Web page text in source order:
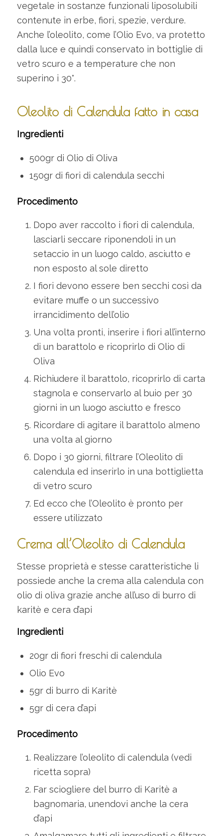
vegetale in sostanze funzionali liposolubili
contenute in erbe, fiori, spezie, verdure.
Anche l’oleolito, come l’Olio Evo, va protetto
dalla luce e quindi conservato in bottiglie di
vetro scuro e a temperature che non
superino i 30°.
Oleolito di Calendula fatto in casa
Ingredienti
500gr di Olio di Oliva
150gr di fiori di calendula secchi
Procedimento
Dopo aver raccolto i fiori di calendula,
lasciarli seccare riponendoli in un
setaccio in un luogo caldo, asciutto e
non esposto al sole diretto
I fiori devono essere ben secchi così da
evitare muffe o un successivo
irrancidimento dell’olio
Una volta pronti, inserire i fiori all’interno
di un barattolo e ricoprirlo di Olio di
Oliva
Richiudere il barattolo, ricoprirlo di carta
stagnola e conservarlo al buio per 30
giorni in un luogo asciutto e fresco
Ricordare di agitare il barattolo almeno
una volta al giorno
Dopo i 30 giorni, filtrare l’Oleolito di
calendula ed inserirlo in una bottiglietta
di vetro scuro
Ed ecco che l’Oleolito è pronto per
essere utilizzato
Crema all’Oleolito di Calendula
Stesse proprietà e stesse caratteristiche li
possiede anche la crema alla calendula con
olio di oliva grazie anche all’uso di burro di
karitè e cera d’api
Ingredienti
20gr di fiori freschi di calendula
Olio Evo
5gr di burro di Karitè
5gr di cera d’api
Procedimento
Realizzare l’oleolito di calendula (vedi
ricetta sopra)
Far sciogliere del burro di Karitè a
bagnomaria, unendovi anche la cera
d’api